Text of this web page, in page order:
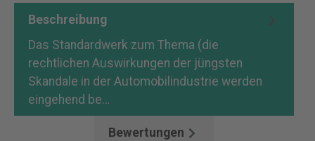
Beschreibung
Das Standardwerk zum Thema (die
rechtlichen Auswirkungen der jüngsten
Skandale in der Automobilindustrie werden
eingehend be…
Bewertungen